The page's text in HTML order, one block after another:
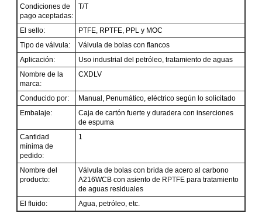
Condiciones de
pago aceptadas:
T/T
El sello:
PTFE, RPTFE, PPL y MOC
Tipo de válvula:
Válvula de bolas con flancos
Aplicación:
Uso industrial del petróleo, tratamiento de aguas
Nombre de la
marca:
CXDLV
Conducido por:
Manual, Penumático, eléctrico según lo solicitado
Embalaje:
Caja de cartón fuerte y duradera con inserciones
de espuma
Cantidad
mínima de
pedido:
1
Nombre del
producto:
Válvula de bolas con brida de acero al carbono
A216WCB con asiento de RPTFE para tratamiento
de aguas residuales
El fluido:
Agua, petróleo, etc.